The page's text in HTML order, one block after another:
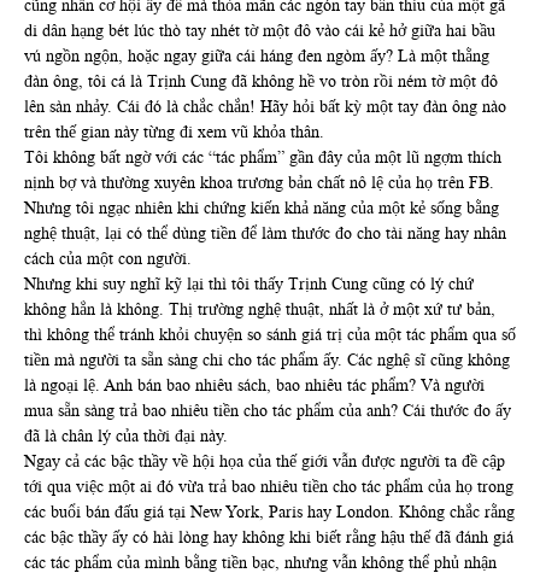
cũng nhân cơ hội ấy để mà thỏa mãn các ngón tay bẩn thỉu của một gã
di dân hạng bét lúc thò tay nhét tờ một đô vào cái kẻ hở giữa hai bầu
vú ngồn ngộn, hoặc ngay giữa cái háng đen ngòm ấy? Là một thằng
đàn ông, tôi cá là Trịnh Cung đã không hề vo tròn rồi ném tờ một đô
lên sàn nhảy. Cái đó là chắc chắn! Hãy hỏi bất kỳ một tay đàn ông nào
trên thế gian này từng đi xem vũ khỏa thân.
Tôi không bất ngờ với các “tác phẩm” gần đây của một lũ ngợm thích
nịnh bợ và thường xuyên khoa trương bản chất nô lệ của họ trên FB.
Nhưng tôi ngạc nhiên khi chứng kiến khả năng của một kẻ sống bằng
nghệ thuật, lại có thể dùng tiền để làm thước đo cho tài năng hay nhân
cách của một con người.
Nhưng khi suy nghĩ kỹ lại thì tôi thấy Trịnh Cung cũng có lý chứ
không hẳn là không. Thị trường nghệ thuật, nhất là ở một xứ tư bản,
thì không thể tránh khỏi chuyện so sánh giá trị của một tác phẩm qua số
tiền mà người ta sẵn sàng chi cho tác phẩm ấy. Các nghệ sĩ cũng không
là ngoại lệ. Anh bán bao nhiêu sách, bao nhiêu tác phẩm? Và người
mua sẵn sàng trả bao nhiêu tiền cho tác phẩm của anh? Cái thước đo ấy
đã là chân lý của thời đại này.
Ngay cả các bậc thầy về hội họa của thế giới vẫn được người ta đề cập
tới qua việc một ai đó vừa trả bao nhiêu tiền cho tác phẩm của họ trong
các buổi bán đấu giá tại New York, Paris hay London. Không chắc rằng
các bậc thầy ấy có hài lòng hay không khi biết rằng hậu thế đã đánh giá
các tác phẩm của mình bằng tiền bạc, nhưng vẫn không thể phủ nhận